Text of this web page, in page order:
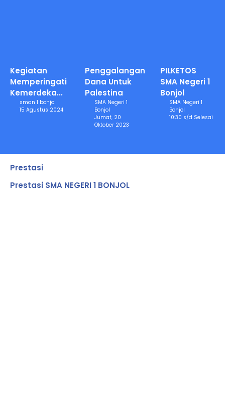
Kegiatan
Memperingati
Kemerdeka...
sman 1 bonjol
15 Agustus 2024
Penggalangan
Dana Untuk
Palestina
SMA Negeri 1
Bonjol
Jumat, 20
Oktober 2023
PILKETOS
SMA Negeri 1
Bonjol
SMA Negeri 1
Bonjol
10:30 s/d Selesai
Prestasi
Prestasi SMA NEGERI 1 BONJOL